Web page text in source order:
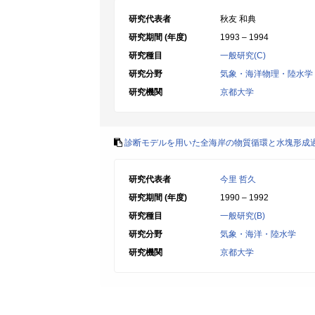
研究代表者
秋友 和典
研究期間 (年度)
1993 – 1994
研究種目
一般研究(C)
研究分野
気象・海洋物理・陸水学
研究機関
京都大学
診断モデルを用いた全海岸の物質循環と水塊形成
研究代表者
今里 哲久
研究期間 (年度)
1990 – 1992
研究種目
一般研究(B)
研究分野
気象・海洋・陸水学
研究機関
京都大学